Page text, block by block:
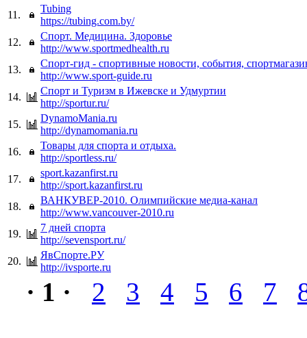
11.
Tubing
https://tubing.com.by/
12.
Спорт. Медицина. Здоровье
http://www.sportmedhealth.ru
13.
Спорт-гид - спортивные новости, события,
http://www.sport-guide.ru
14.
Спорт и Туризм в Ижевске и Удмуртии
http://sportur.ru/
15.
DynamoMania.ru
http://dynamomania.ru
16.
Товары для спорта и отдыха.
http://sportless.ru/
17.
sport.kazanfirst.ru
http://sport.kazanfirst.ru
18.
ВАНКУВЕР-2010. Олимпийские медиа-канал
http://www.vancouver-2010.ru
19.
7 дней спорта
http://sevensport.ru/
20.
ЯвСпорте.РУ
http://ivsporte.ru
· 1 · 2 3 4 5 6 7